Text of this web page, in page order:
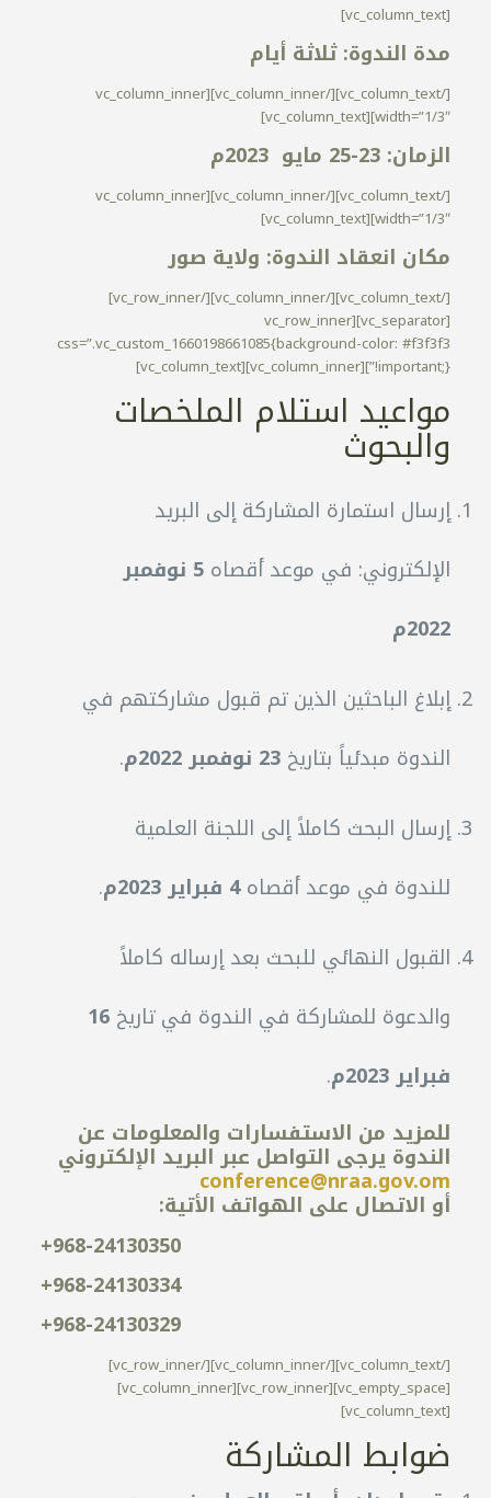
[vc_column_text]
مدة الندوة: ثلاثة أيام
[/vc_column_text][/vc_column_inner][vc_column_inner
width=”1/3″][vc_column_text]
الزمان: 23-25 مايو 2023م
[/vc_column_text][/vc_column_inner][vc_column_inner
width=”1/3″][vc_column_text]
مكان انعقاد الندوة: ولاية صور
[/vc_column_text][/vc_column_inner][/vc_row_inner]
[vc_separator][vc_row_inner
css=”.vc_custom_1660198661085{background-color: #f3f3f3
!important;}”][vc_column_inner][vc_column_text]
مواعيد استلام الملخصات
والبحوث
إرسال استمارة المشاركة إلى البريد
الإلكتروني: في موعد أقصاه
5 نوفمبر
2022م
إبلاغ الباحثين الذين تم قبول مشاركتهم في
الندوة مبدئياً بتاريخ
.
إرسال البحث كاملاً إلى اللجنة العلمية
للندوة في موعد أقصاه4 فبراير 2023م
.
القبول النهائي للبحث بعد إرساله كاملاً
والدعوة للمشاركة في الندوة في تاريخ 16
فبراير 2023م
.
للمزيد من الاستفسارات والمعلومات عن
الندوة يرجى التواصل عبر البريد الإلكتروني
conference@nraa.gov.om
أو الاتصال على الهواتف الأتية:
+968-24130350
+968-24130334
+968-24130329
[/vc_column_text][/vc_column_inner][/vc_row_inner]
[vc_empty_space][vc_row_inner][vc_column_inner]
[vc_column_text]
ضوابط المشاركة